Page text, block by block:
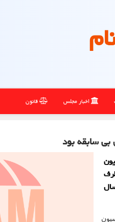
اخبار مجلس قانون
سابقه بود